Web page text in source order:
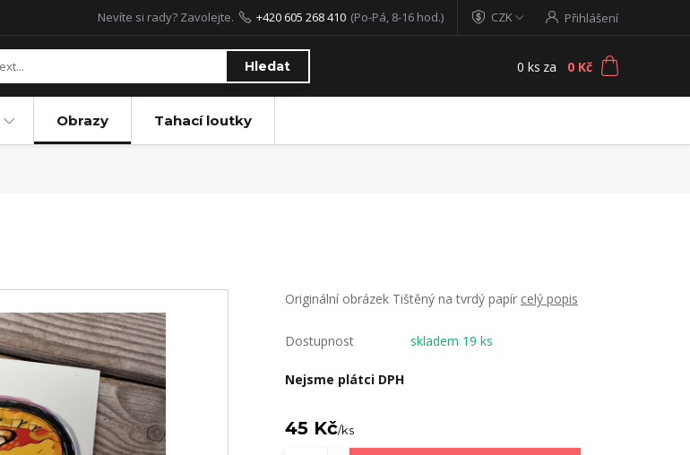
CZK Přihlášení
Hledat
Nevíte si rady? Zavolejte. +420 605 268 410 (Po-Pá, 8-16 hod.)
0 ks za 0 Kč
Obrazy Tahací loutky
Originální obrázek Tištěný na tvrdý papír celý popis
Dostupnost skladem 19 ks
Nejsme plátci DPH
45 Kč/ks